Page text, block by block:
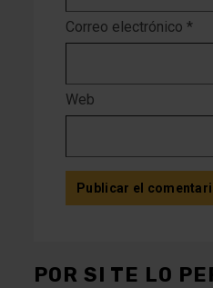
Correo electrónico *
Web
POR SI TE LO